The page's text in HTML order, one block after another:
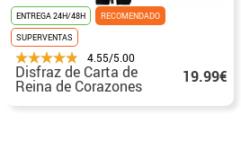
ENTREGA 24H/48H
RECOMENDADO
SUPERVENTAS
4.55/5.00
Disfraz de Carta de
Reina de Corazones 19.99€